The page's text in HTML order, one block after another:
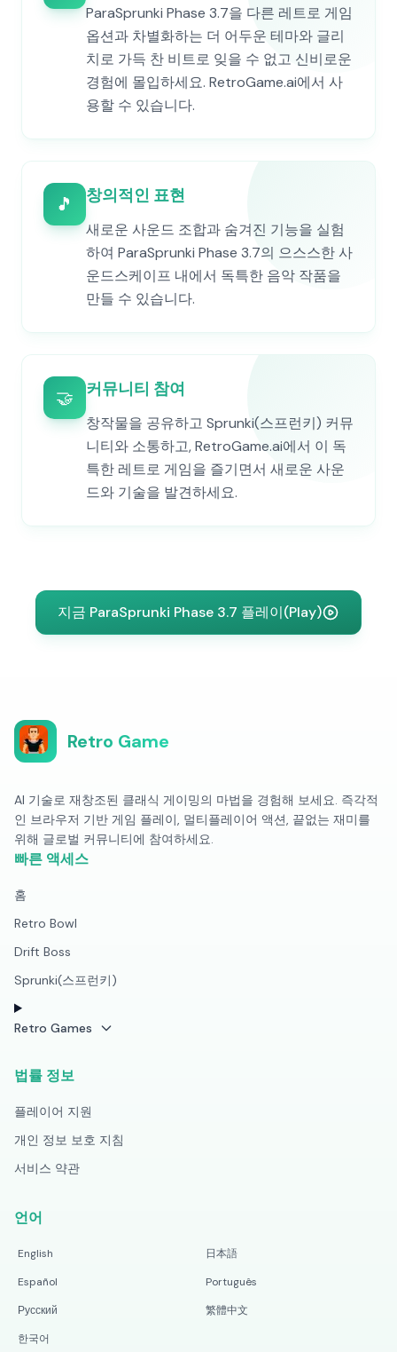
ParaSprunki Phase 3.7을 다른 레트로 게임
옵션과 차별화하는 더 어두운 테마와 글리
치로 가득 찬 비트로 잊을 수 없고 신비로운
경험에 몰입하세요. RetroGame.ai에서 사
용할 수 있습니다.
🎵 창의적인 표현
새로운 사운드 조합과 숨겨진 기능을 실험
하여 ParaSprunki Phase 3.7의 으스스한 사
운드스케이프 내에서 독특한 음악 작품을
만들 수 있습니다.
🤝 커뮤니티 참여
창작물을 공유하고 Sprunki(스프런키) 커뮤
니티와 소통하고, RetroGame.ai에서 이 독
특한 레트로 게임을 즐기면서 새로운 사운
드와 기술을 발견하세요.
지금 ParaSprunki Phase 3.7 플레이(Play)
Retro Game
AI 기술로 재창조된 클래식 게이밍의 마법을 경험해 보세요. 즉각적
인 브라우저 기반 게임 플레이, 멀티플레이어 액션, 끝없는 재미를
위해 글로벌 커뮤니티에 참여하세요.
빠른 액세스
홈
Retro Bowl
Drift Boss
Sprunki(스프런키)
Retro Games
법률 정보
플레이어 지원
개인 정보 보호 지침
서비스 약관
언어
English
日本語
Español
Português
Русский
繁體中文
한국어